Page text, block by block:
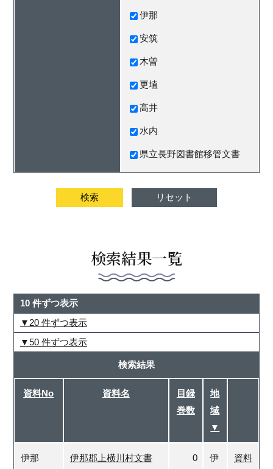
伊那
安筑
木曽
更埴
高井
水内
県立長野図書館移管文書
検索結果一覧
10 件ずつ表示
20 件ずつ表示
50 件ずつ表示
検索結果
資料No 資料名
目録
巻数
地
域
▼
伊那
伊那郡上横川村文書 0
伊
資料